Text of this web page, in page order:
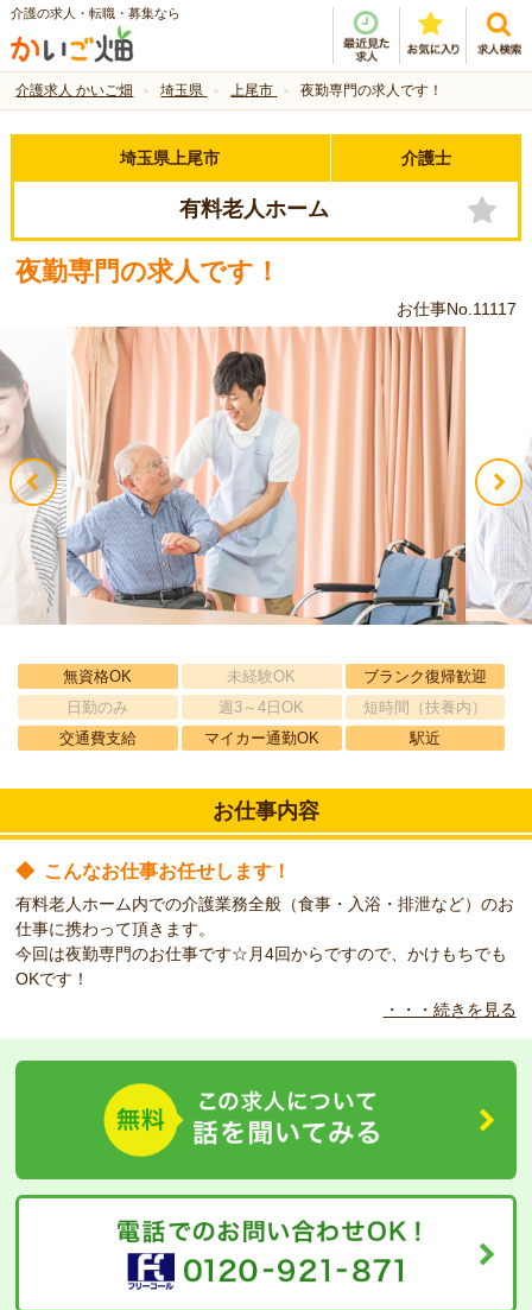
介護の求人・転職・募集なら
介護求人 かいご畑 埼玉県 上尾市 夜勤専門の求人です！
埼玉県上尾市 介護士
有料老人ホーム
夜勤専門の求人です！
お仕事No.11117
無資格OK 未経験OK
ブランク復帰歓迎
日勤のみ
週3～4日OK
短時間（扶養内）
交通費支給
マイカー通勤OK 駅近
お仕事内容
◆ こんなお仕事お任せします！
有料老人ホーム内での介護業務全般（食事・入浴・排泄など）のお
仕事に携わって頂きます。
今回は夜勤専門のお仕事です☆月4回からですので、かけもちでも
OKです！
入居者様も職員もアットホームな雰囲気で過ごしています。
研修制度がしっかりしているのでブランクがある方も安心して働け
資格の取得も当社がバックアップいたします！
・・・続きを見る